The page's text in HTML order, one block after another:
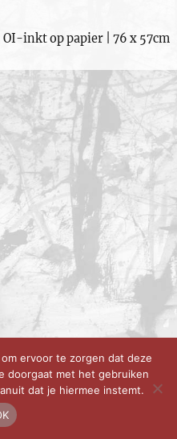
OI-inkt op papier | 76 x 57cm
ervoor te zorgen dat deze
doorgaat met het gebruiken
dat je hiermee instemt.